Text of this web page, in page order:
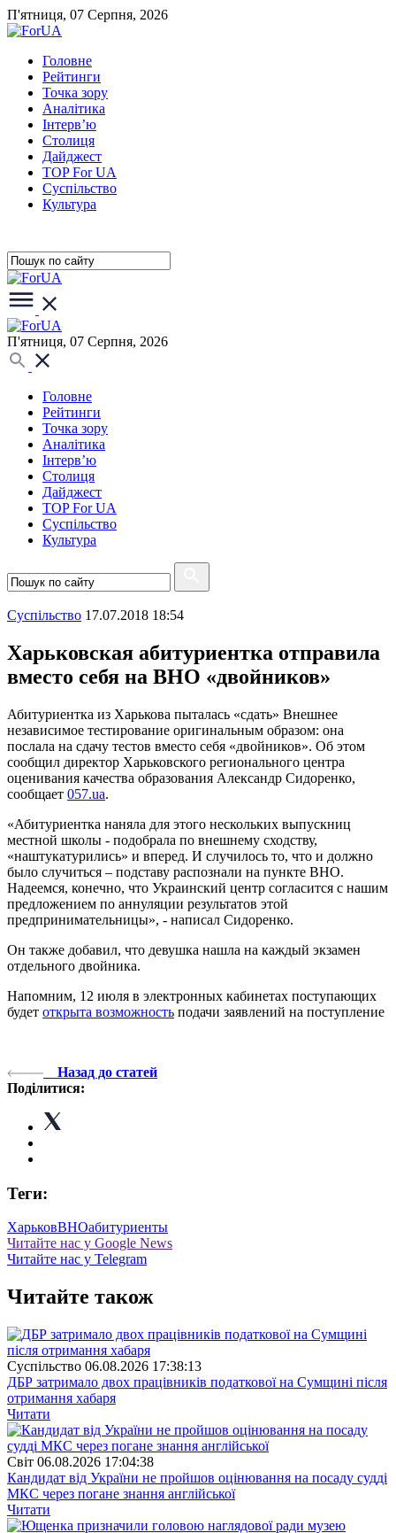
П'ятниця, 07 Серпня, 2026
Головне
Рейтинги
Точка зору
Аналітика
Інтерв’ю
Столиця
Дайджест
TOP For UA
Суспiльство
Культура
П'ятниця, 07 Серпня, 2026
Головне
Рейтинги
Точка зору
Аналітика
Інтерв’ю
Столиця
Дайджест
TOP For UA
Суспiльство
Культура
Суспiльство 17.07.2018 18:54
Харьковская абитуриентка отправила
вместо себя на ВНО «двойников»
Абитуриентка из Харькова пыталась «сдать» Внешнее
независимое тестирование оригинальным образом: она
послала на сдачу тестов вместо себя «двойников». Об этом
сообщил директор Харьковского регионального центра
оценивания качества образования Александр Сидоренко,
сообщает 057.ua.
«Абитуриентка наняла для этого нескольких выпускниц
местной школы - подобрала по внешнему сходству,
«наштукатурились» и вперед. И случилось то, что и должно
было случиться – подставу распознали на пункте ВНО.
Надеемся, конечно, что Украинский центр согласится с нашим
предложением по аннуляции результатов этой
предпринимательницы», - написал Сидоренко.
Он также добавил, что девушка нашла на каждый экзамен
отдельного двойника.
Напомним, 12 июля в электронных кабинетах поступающих
будет открыта возможность подачи заявлений на поступление
Назад до статей
Поділитися:
Теги:
ХарьковВНОабитуриенты
Читайте нас у Google News
Читайте нас у Telegram
Читайте також
Суспiльство 06.08.2026 17:38:13
ДБР затримало двох працівників податкової на Сумщині після
отримання хабаря
Читати
Свiт 06.08.2026 17:04:38
Кандидат від України не пройшов оцінювання на посаду судді
МКС через погане знання англійської
Читати